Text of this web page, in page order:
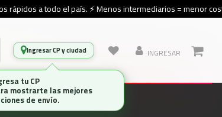
rápidos a todo el país. ⚡ Menos intermediarios = menor costo
Ingresar CP y ciudad INGRESAR
MARCAS
tu CP
mostrarte las mejores
de envío.